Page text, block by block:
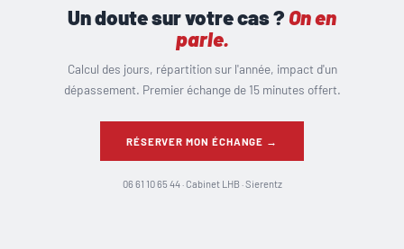
Un doute sur votre cas ?On en
parle.
Calcul des jours, répartition sur l'année, impact d'un
dépassement. Premier échange de 15 minutes offert.
RÉSERVER MON ÉCHANGE →
06 61 10 65 44 · Cabinet LHB · Sierentz